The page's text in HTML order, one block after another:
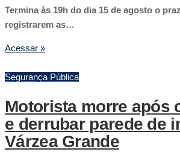
Termina às 19h do dia 15 de agosto o
registrarem as…
Acessar »
Segurança Pública
Motorista morre após
e derrubar parede de
Várzea Grande